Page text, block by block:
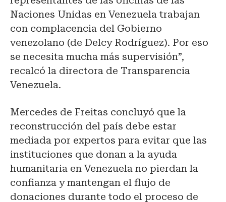
Naciones Unidas en Venezuela trabajan
con complacencia del Gobierno
venezolano (de Delcy Rodríguez). Por eso
se necesita mucha más supervisión”,
recalcó la directora de Transparencia
Venezuela.
Mercedes de Freitas concluyó que la
reconstrucción del país debe estar
mediada por expertos para evitar que las
instituciones que donan a la ayuda
humanitaria en Venezuela no pierdan la
confianza y mantengan el flujo de
donaciones durante todo el proceso de